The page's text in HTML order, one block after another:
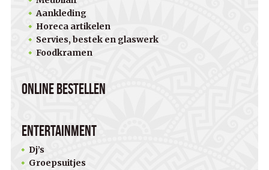
Aankleding
Horeca artikelen
Servies, bestek en glaswerk
Foodkramen
Online bestellen
Entertainment
Dj’s
Groepsuitjes